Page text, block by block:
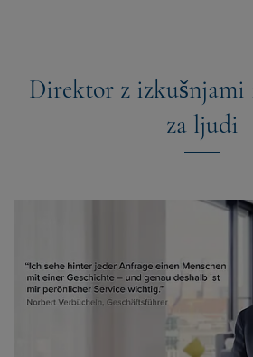
Direktor z izkušnjami
za ljudi